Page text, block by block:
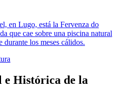
en Lugo, está la Fervenza do
que cae sobre una piscina natural
durante los meses cálidos.
Histórica de la